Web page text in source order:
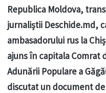
Republica Moldova,
jurnaliștii Deschide.md,
ambasadorului rus la
ajuns în capitala Comrat
Adunării Populare a
discutat un document